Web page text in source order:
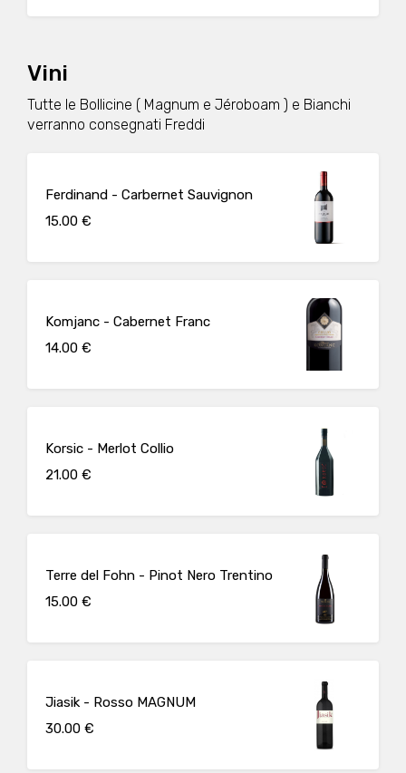
Vini
Tutte le Bollicine ( Magnum e Jéroboam ) e Bianchi
verranno consegnati Freddi
Ferdinand - Carbernet Sauvignon
15.00 €
Komjanc - Cabernet Franc
14.00 €
Korsic - Merlot Collio
21.00 €
Terre del Fohn - Pinot Nero Trentino
15.00 €
Jiasik - Rosso MAGNUM
30.00 €